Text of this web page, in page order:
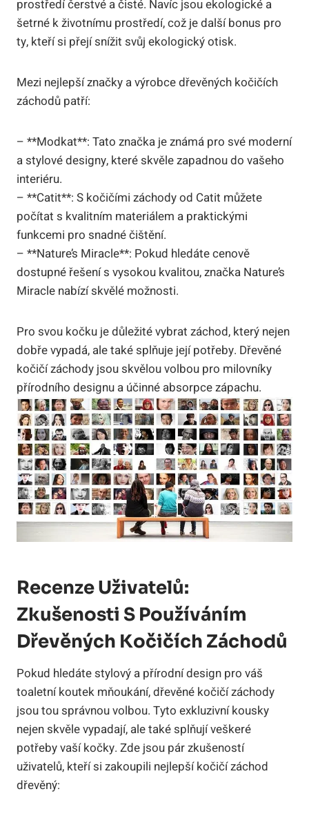
prostředí čerstvé a čisté. Navíc jsou ekologické a
šetrné k životnímu prostředí, což je další bonus pro
ty, kteří si přejí snížit svůj ekologický otisk.
Mezi nejlepší značky a výrobce dřevěných kočičích
záchodů patří:
– **Modkat**: Tato značka je známá pro své moderní
a stylové designy, které skvěle zapadnou do vašeho
interiéru.
– **Catit**: S kočičími záchody od Catit můžete
počítat s kvalitním materiálem a praktickými
funkcemi pro snadné čištění.
– **Nature’s Miracle**: Pokud hledáte cenově
dostupné řešení s vysokou kvalitou, značka Nature’s
Miracle nabízí skvělé možnosti.
Pro svou kočku je důležité vybrat záchod, který nejen
dobře vypadá, ale také splňuje její potřeby. Dřevěné
kočičí záchody jsou skvělou volbou pro milovníky
přírodního designu a účinné absorpce zápachu.
Recenze Uživatelů:
Zkušenosti S Používáním
Dřevěných Kočičích Záchodů
Pokud hledáte stylový a přírodní design pro váš
toaletní koutek mňoukání, dřevěné kočičí záchody
jsou tou správnou volbou. Tyto exkluzivní kousky
nejen skvěle vypadají, ale také splňují veškeré
potřeby vaší kočky. Zde jsou pár zkušeností
uživatelů, kteří si zakoupili nejlepší kočičí záchod
dřevěný: